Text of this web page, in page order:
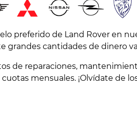
preferido de Land Rover en
grandes cantidades de dinero
de reparaciones,
mensuales. ¡Olvídate de